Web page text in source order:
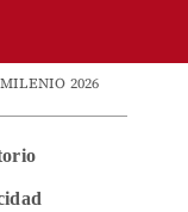
2026